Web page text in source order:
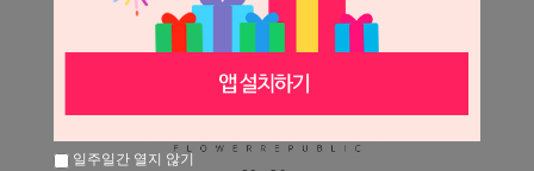
일주일간 열지 않기